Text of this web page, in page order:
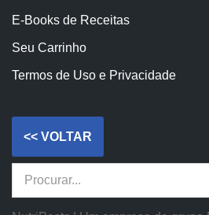
E-Books de Receitas
Seu Carrinho
Termos de Uso e Privacidade